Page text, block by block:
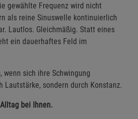
gewählte Frequenz wird nicht
als reine Sinuswelle kontinuierlich
Lautlos. Gleichmäßig. Statt eines
ein dauerhaftes Feld im
wenn sich ihre Schwingung
Lautstärke, sondern durch Konstanz.
bei Ihnen.